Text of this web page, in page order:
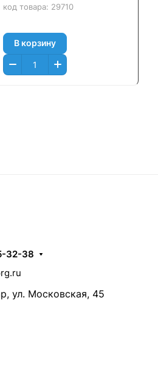
код товара: 29710
В корзину
32-38
ул. Московская, 45